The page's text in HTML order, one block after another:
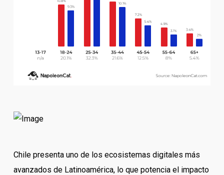
Chile presenta uno de los ecosistemas digitales más
avanzados de Latinoamérica, lo que potencia el impacto